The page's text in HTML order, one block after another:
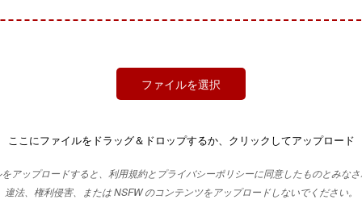
ファイルを選択
ここにファイルをドラッグ＆ドロップするか、クリックしてアップロード
アップロードすると、利用規約とプライバシーポリシーに同意したものとみな
違法、権利侵害、または NSFW のコンテンツをアップロードしないでください。